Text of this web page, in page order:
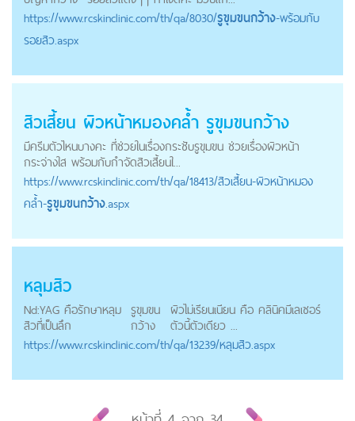
https://www.rcskinclinic.com/th/qa/8030/รูขุมขนกว้าง-พร้อมกับ
รอยสิว.aspx
สิวเสี้ยน ผิวหน้าหมองคล้ำ รูขุมขนกว้าง
มีครีมตัวไหนบางคะ ที่ช่วยในเรื่องกระชับรูขุมขน ช่วยเรื่องผิวหน้า
กระจ่างใส พร้อมกับกำจัดสิวเสี้ยนใ...
https://www.rcskinclinic.com/th/qa/18413/สิวเสี้ยน-ผิวหน้าหมอง
คล้ำ-รูขุมขนกว้าง.aspx
หลุมสิว
Nd:YAG คือรักษาหลุม
สิวที่เป็นลึก
รูขุมขน
กว้าง
ผิวไม่เรียนเนียน คือ คลินิคมีเลเซอร์
ตัวนี้ตัวเดียว ...
https://www.rcskinclinic.com/th/qa/13239/หลุมสิว.aspx